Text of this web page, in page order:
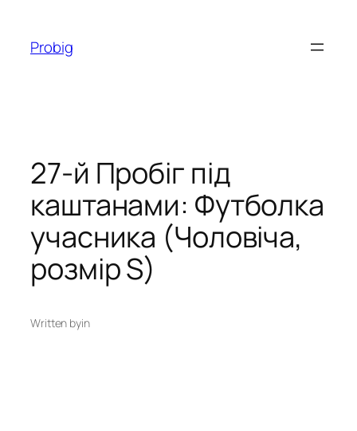
вмісту
Probig
27-й Пробіг під
каштанами: Футболка
учасника (Чоловіча,
розмір S)
Written byin